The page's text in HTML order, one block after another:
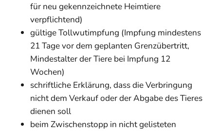
für neu gekennzeichnete Heimtiere
verpflichtend)
gültige Tollwutimpfung (Impfung mindestens
21 Tage vor dem geplanten Grenzübertritt,
Mindestalter der Tiere bei Impfung 12
Wochen)
schriftliche Erklärung, dass die Verbringung
nicht dem Verkauf oder der Abgabe des Tieres
dienen soll
beim Zwischenstopp in nicht gelisteten